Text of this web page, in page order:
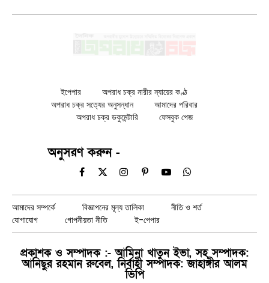
ইপেপার
অপরাধ চক্র নারীর ন্যায়ের কণ্ঠ
অপরাধ চক্র সত্যের অনুসন্ধান
আমাদের পরিবার
অপরাধ চক্র ডকুমেন্টারি
ফেসবুক পেজ
অনুসরণ করুন -
Facebook
X
InstagramPinterestYouTubeWhatsApp
আমাদের সম্পর্কে বিজ্ঞাপনের মূল্য তালিকা
নীতি ও শর্ত
যোগাযোগ
গোপনীয়তা নীতি ই-পেপার
প্রকাশক ও সম্পাদক :- আমিনা খাতুন ইভা, সহ সম্পাদক:
আনিছুর রহমান রুবেল, নির্বাহী সম্পাদক: জাহাঙ্গীর আলম
ভিপি